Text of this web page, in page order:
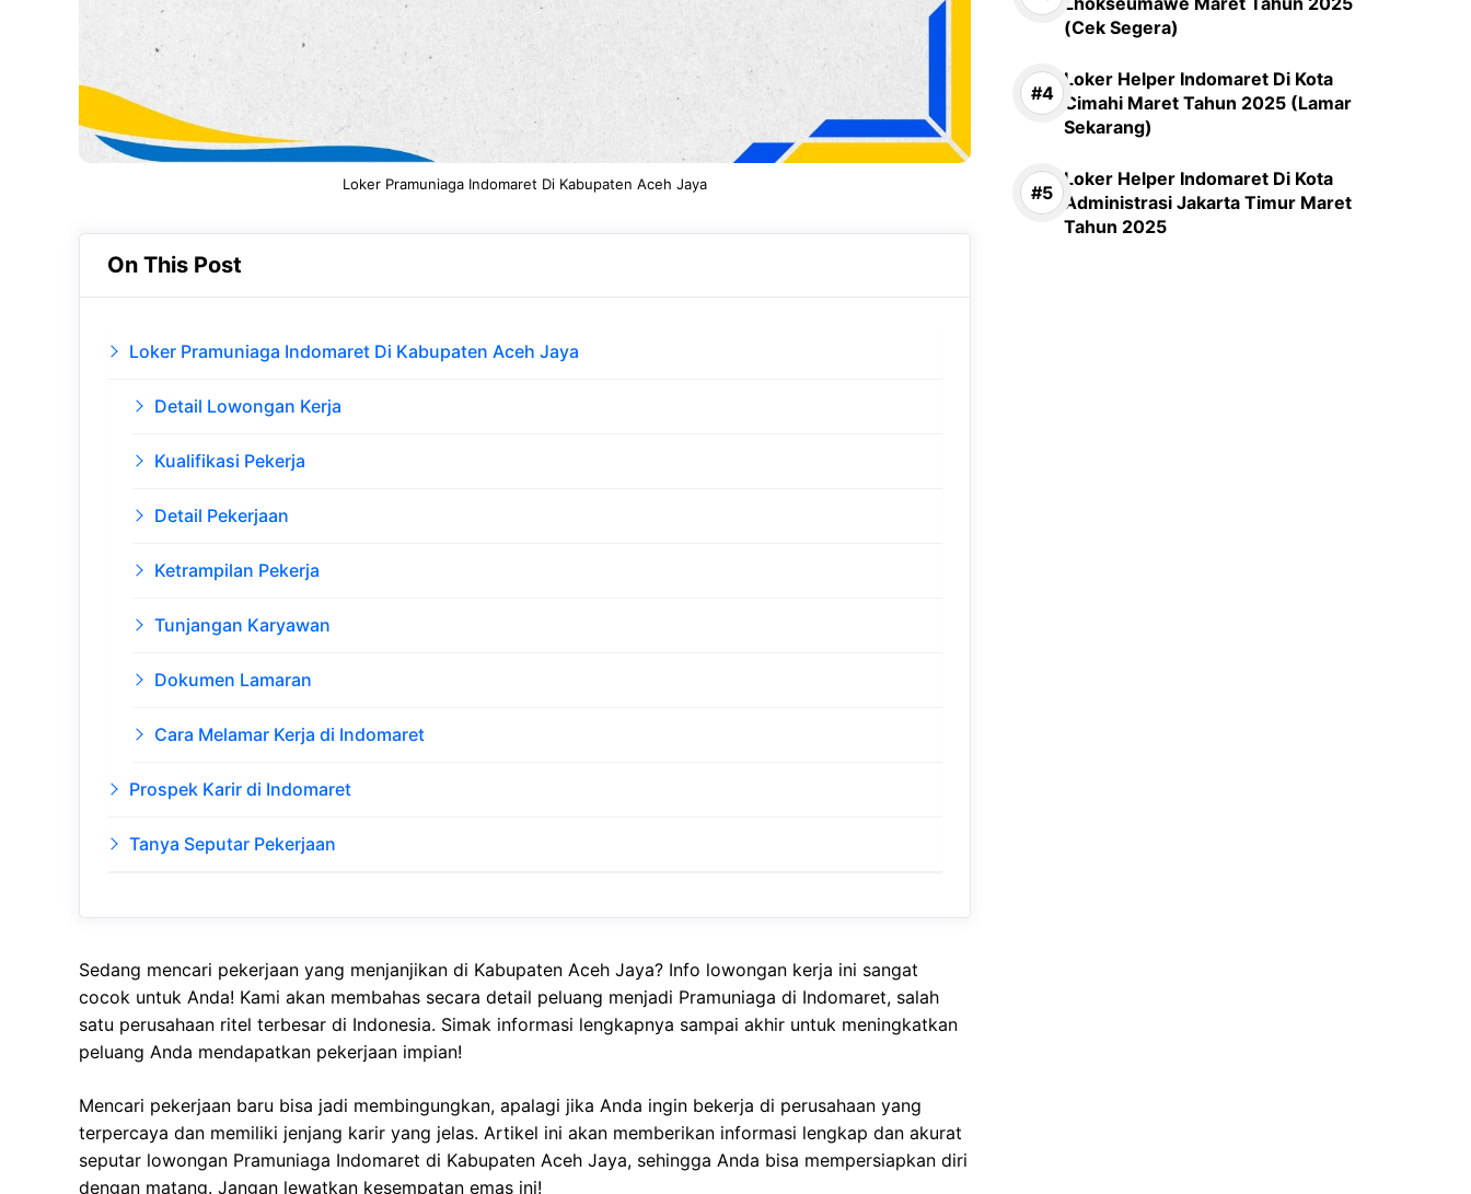
Loker Pramuniaga Indomaret Di Kabupaten Aceh Jaya
On This Post
Loker Pramuniaga Indomaret Di Kabupaten Aceh Jaya
Detail Lowongan Kerja
Kualifikasi Pekerja
Detail Pekerjaan
Ketrampilan Pekerja
Tunjangan Karyawan
Dokumen Lamaran
Cara Melamar Kerja di Indomaret
Prospek Karir di Indomaret
Tanya Seputar Pekerjaan
Sedang mencari pekerjaan yang menjanjikan di Kabupaten Aceh Jaya? Info lowongan kerja ini sangat
cocok untuk Anda! Kami akan membahas secara detail peluang menjadi Pramuniaga di Indomaret, salah
satu perusahaan ritel terbesar di Indonesia. Simak informasi lengkapnya sampai akhir untuk meningkatkan
peluang Anda mendapatkan pekerjaan impian!
Mencari pekerjaan baru bisa jadi membingungkan, apalagi jika Anda ingin bekerja di perusahaan yang
terpercaya dan memiliki jenjang karir yang jelas. Artikel ini akan memberikan informasi lengkap dan akurat
seputar lowongan Pramuniaga Indomaret di Kabupaten Aceh Jaya, sehingga Anda bisa mempersiapkan diri
dengan matang. Jangan lewatkan kesempatan emas ini!
(Cek Segera)
Loker Helper Indomaret Di Kota
Cimahi Maret Tahun 2025 (Lamar
Sekarang)
Loker Helper Indomaret Di Kota
Administrasi Jakarta Timur Maret
Tahun 2025